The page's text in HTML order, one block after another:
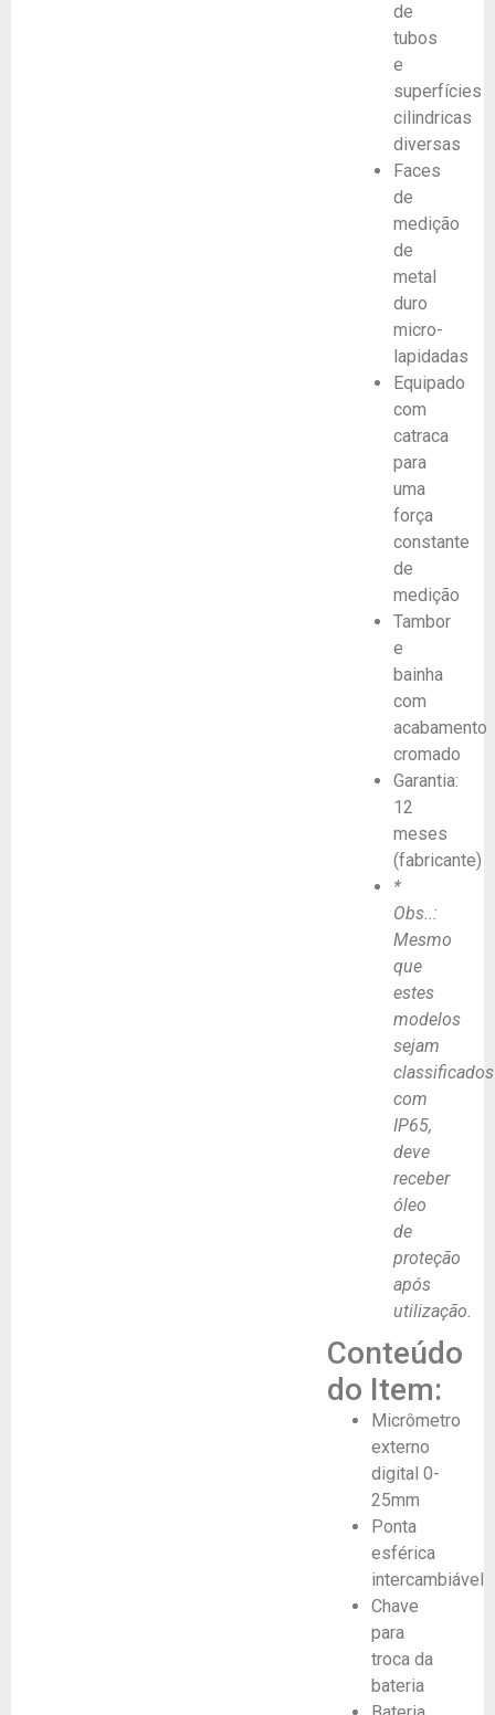
de
tubos
e
superfícies
cilindricas
diversas
Faces
de
medição
de
metal
duro
micro-
lapidadas
Equipado
com
catraca
para
uma
força
constante
de
medição
Tambor
e
bainha
com
acabamento
cromado
Garantia:
12
meses
(fabricante)
*
Obs..:
Mesmo
que
estes
modelos
sejam
classificados
com
IP65,
deve
receber
óleo
de
proteção
após
utilização.
Conteúdo
do Item:
Micrômetro
externo
digital 0-
25mm
Ponta
esférica
intercambiável
Chave
para
troca da
bateria